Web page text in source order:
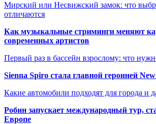
Мирский или Несвижский замок: что
отличаются
Как музыкальные стриминги меняют
современных артистов
Первый раз в бассейн взрослому: что
Sienna Spiro стала главной героиней
Какие автомобили подходят для города и
Робин запускает международный тур,
Европе